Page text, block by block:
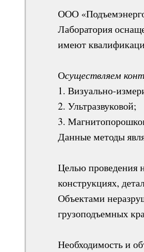
ООО
Лаборатория
имеют
Осуществляем
1. Визуально-
2. Ультразвуковой;
3.
Данные методы
Целью проведения
конструкциях,
Объектами
грузоподъемных
Необходимость и